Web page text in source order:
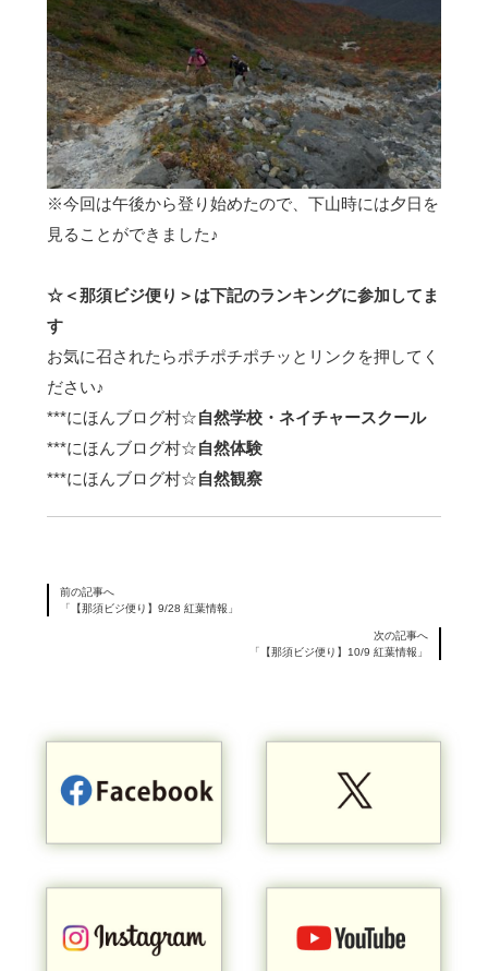
※今回は午後から登り始めたので、下山時には夕日を
見ることができました♪
☆＜那須ビジ便り＞は下記のランキングに参加してま
す
お気に召されたらポチポチポチッとリンクを押してく
ださい♪
***にほんブログ村☆自然学校・ネイチャースクール
***にほんブログ村☆自然体験
***にほんブログ村☆自然観察
前の記事へ
「【那須ビジ便り】9/28 紅葉情報」
次の記事へ
「【那須ビジ便り】10/9 紅葉情報」